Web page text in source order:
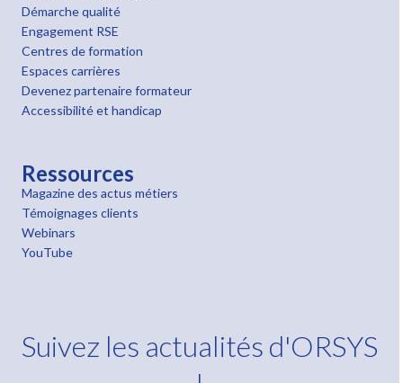
Démarche qualité
Engagement RSE
Centres de formation
Espaces carrières
Devenez partenaire formateur
Accessibilité et handicap
Ressources
Magazine des actus métiers
Témoignages clients
Webinars
YouTube
Suivez les actualités d'ORSYS